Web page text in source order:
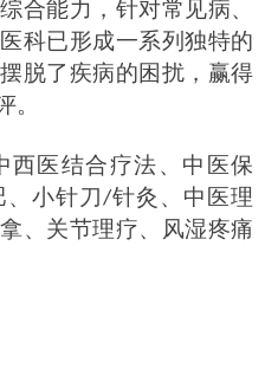
合能力 ， 针对常见病、
科已形成一系列独特的
脱了疾病的困扰，赢得
。
西医结合疗法、中医保
小针刀 /针灸、中医理
、关节理疗、风湿疼痛